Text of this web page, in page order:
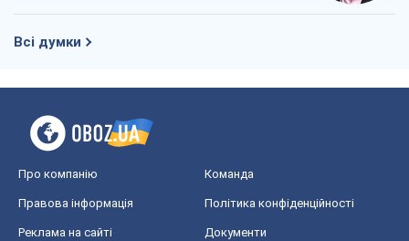
Всі думки
Про компанію Команда
Правова інформація Політика конфіденційності
Реклама на сайті Документи